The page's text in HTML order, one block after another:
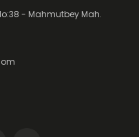
- Mahmutbey Mah.